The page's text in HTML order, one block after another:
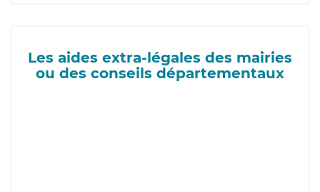
Les aides extra-légales des mairies
ou des conseils départementaux